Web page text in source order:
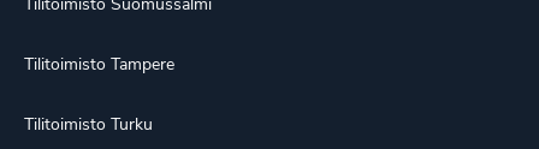
Tilitoimisto Tampere
Tilitoimisto Turku